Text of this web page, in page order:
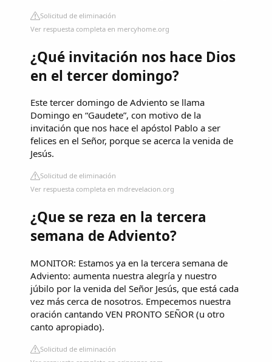
Solicitud de eliminación
Ver respuesta completa en mercyhome.org
¿Qué invitación nos hace Dios
en el tercer domingo?
Este tercer domingo de Adviento se llama
Domingo en “Gaudete”, con motivo de la
invitación que nos hace el apóstol Pablo a ser
felices en el Señor, porque se acerca la venida de
Jesús.
Solicitud de eliminación
Ver respuesta completa en mdrevelacion.org
¿Que se reza en la tercera
semana de Adviento?
MONITOR: Estamos ya en la tercera semana de
Adviento: aumenta nuestra alegría y nuestro
júbilo por la venida del Señor Jesús, que está cada
vez más cerca de nosotros. Empecemos nuestra
oración cantando VEN PRONTO SEÑOR (u otro
canto apropiado).
Solicitud de eliminación